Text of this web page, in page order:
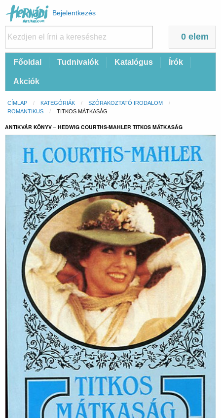
Felhasználói
fiók
menüje
Bejelentkezés
0 elem
FőFőoldal Tudnivalók Katalógus Írók
Akciók
Morzsa
CÍMLAP KATEGÓRIÁK
SZÓRAKOZTATÓ IRODALOM
ROMANTIKUS
CURRENT:
TITKOS MÁTKASÁG
ANTIKVÁR KÖNYV – HEDWIG COURTHS-MAHLER TITKOS MÁTKASÁG